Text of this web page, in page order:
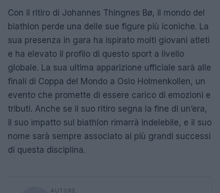
Con il ritiro di Johannes Thingnes Bø, il mondo del
biathlon perde una delle sue figure più iconiche. La
sua presenza in gara ha ispirato molti giovani atleti
e ha elevato il profilo di questo sport a livello
globale. La sua ultima apparizione ufficiale sarà alle
finali di Coppa del Mondo a Oslo Holmenkollen, un
evento che promette di essere carico di emozioni e
tributi. Anche se il suo ritiro segna la fine di un’era,
il suo impatto sul biathlon rimarrà indelebile, e il suo
nome sarà sempre associato ai più grandi successi
di questa disciplina.
AUTORE